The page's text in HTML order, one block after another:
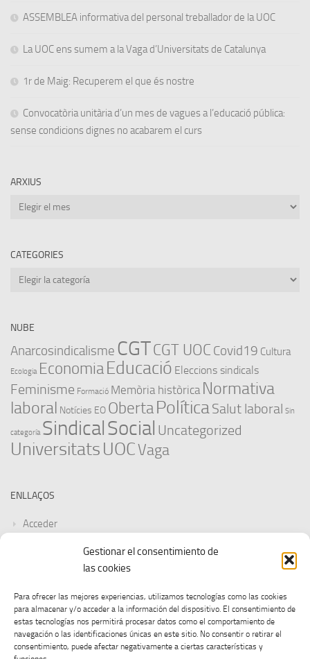
Gestionar el consentimiento de
las cookies
Para ofrecer las mejores experiencias, utilizamos tecnologías como las cookies
para almacenar y/o acceder a la información del dispositivo. El consentimiento de
estas tecnologías nos permitirá procesar datos como el comportamiento de
navegación o las identificaciones únicas en este sitio. No consentir o retirar el
consentimiento, puede afectar negativamente a ciertas características y
ASSEMBLEA informativa del personal treballador de la UOC
La UOC ens sumem a la Vaga d’Universitats de Catalunya
1r de Maig: Recuperem el que és nostre
Convocatòria unitària d’un mes de vagues a l’educació pública:
sense condicions dignes no acabarem el curs
ARXIUS
Arxius
CATEGORIES
Categories
NUBE
Anarcosindicalisme CGTCGT UOC Covid19 Cultura
Ecologia EconomiaEducació Eleccions sindicals
Feminisme Formació Memòria històrica Normativa
laboral Notícies EO ObertaPolíticaSalut laboral Sin
categoría SindicalSocial Uncategorized
UniversitatsUOCVaga
ENLLAÇOS
Acceder
Feed de entradas
WordPress.org